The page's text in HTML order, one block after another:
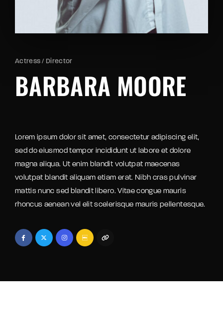
Actress Director
BARBARA MOORE
Lorem ipsum dolor sit amet, consectetur adipiscing elit,
sed do eiusmod tempor incididunt ut labore et dolore
magna aliqua. Ut enim blandit volutpat maecenas
volutpat blandit aliquam etiam erat. Nibh cras pulvinar
mattis nunc sed blandit libero. Vitae congue mauris
rhoncus aenean vel elit scelerisque mauris pellentesque.